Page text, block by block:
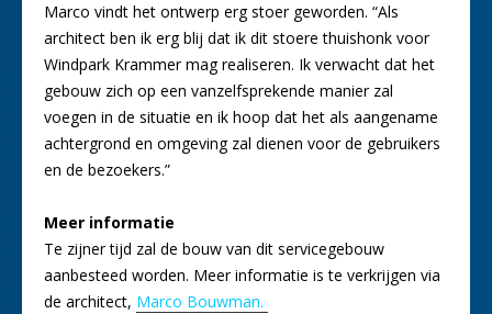
Marco vindt het ontwerp erg stoer geworden. “Als
architect ben ik erg blij dat ik dit stoere thuishonk voor
Windpark Krammer mag realiseren. Ik verwacht dat het
gebouw zich op een vanzelfsprekende manier zal
voegen in de situatie en ik hoop dat het als aangename
achtergrond en omgeving zal dienen voor de gebruikers
en de bezoekers.”
Meer informatie
Te zijner tijd zal de bouw van dit servicegebouw
aanbesteed worden. Meer informatie is te verkrijgen via
de architect, Marco Bouwman.